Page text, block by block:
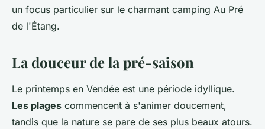
un focus particulier sur le charmant camping Au Pré
de l'Étang.
La douceur de la pré-saison
Le printemps en Vendée est une période idyllique.
Les plages commencent à s'animer doucement,
tandis que la nature se pare de ses plus beaux atours.